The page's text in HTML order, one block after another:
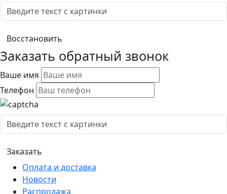
Заказать обратный звонок
Ваше имя
Телефон
Оплата и доставка
Новости
Распродажа